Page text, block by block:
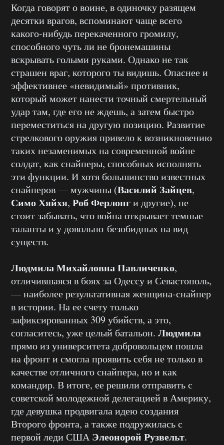
Когда говорят овоине, в одиночку разящем
десятки врагов, вспоминают чаще всего
какого-нибудь перекаченного громилу,
способного чуть ли не бронемашины
вскрывать голыми руками. Однако не так
страшен враг, которого ты видишь. Опаснее и
эффективнее «невидимый» противник,
который может нанести точный смертельный
удар там, где его неждешь, а затем быстро
переместиться на другую позицию. Развитие
стрелкового оружия привело к возникновению
таких незаменимых на современной войне
солдат, как снайперы, способных исполнять
эти функции. И хотя большинство известных
снайперов — мужчины (Василий Зайцев,
Симо Хяйхя, РобФерлонги другие), не
стоит забывать, что война открываеттемные
таланты и у довольно безобидных на вид
существ.
Людмила Михайловна Павличенко,
отличившаяся в боях за Одессу и Севастополь,
—наиболее результативная женщина-снайпер
в истории. Наеесчетутолько
зафиксированных 309 убийств, а это,
согласитесь, уже целый батальон. Людмила
прямо из университета добровольцем пошла
на фронт и смогла проявить себя не только в
качестве отличного снайпера, но и как
командир. В итоге, еерешили отправить с
советской молодежной делегацией в Америку,
где девушка продвигала идею создания
Второго фронта, а также подружилась с
первой леди СШАЭлеонорой Рузвельт.